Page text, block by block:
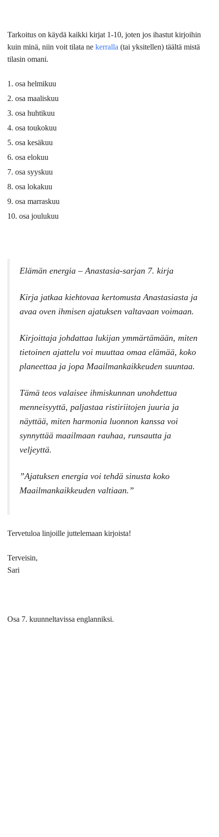
Tarkoitus on käydä kaikki kirjat 1-10, joten jos ihastut kirjoihin
kuin minä, niin voit tilata ne kerralla (tai yksitellen) täältä mistä
tilasin omani.
osa helmikuu
osa maaliskuu
osa huhtikuu
osa toukokuu
osa kesäkuu
osa elokuu
osa syyskuu
osa lokakuu
osa marraskuu
osa joulukuu
Elämän energia – Anastasia-sarjan 7. kirja
Kirja jatkaa kiehtovaa kertomusta Anastasiasta ja
avaa oven ihmisen ajatuksen valtavaan voimaan.
Kirjoittaja johdattaa lukijan ymmärtämään, miten
tietoinen ajattelu voi muuttaa omaa elämää, koko
planeettaa ja jopa Maailmankaikkeuden suuntaa.
Tämä teos valaisee ihmiskunnan unohdettua
menneisyyttä, paljastaa ristiriitojen juuria ja
näyttää, miten harmonia luonnon kanssa voi
synnyttää maailmaan rauhaa, runsautta ja
veljeyttä.
”Ajatuksen energia voi tehdä sinusta koko
Maailmankaikkeuden valtiaan.”
Tervetuloa linjoille juttelemaan kirjoista!
Terveisin,
Sari
Osa 7. kuunneltavissa englanniksi.